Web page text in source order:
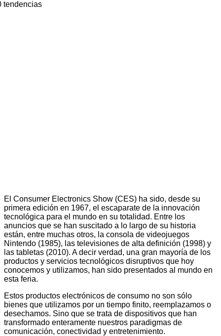
El Consumer Electronics Show (CES) ha sido, desde su
primera edición en 1967, el escaparate de la innovación
tecnológica para el mundo en su totalidad. Entre los
anuncios que se han suscitado a lo largo de su historia
están, entre muchas otros, la consola de videojuegos
Nintendo (1985), las televisiones de alta definición (1998) y
las tabletas (2010). A decir verdad, una gran mayoría de los
productos y servicios tecnológicos disruptivos que hoy
conocemos y utilizamos, han sido presentados al mundo en
esta feria.
Estos productos electrónicos de consumo no son sólo
bienes que utilizamos por un tiempo finito, reemplazamos o
desechamos. Sino que se trata de dispositivos que han
transformado enteramente nuestros paradigmas de
comunicación, conectividad y entretenimiento.